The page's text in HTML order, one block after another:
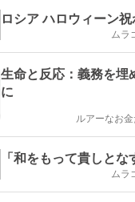
ロシア ハロウィーン
ムラ
生命と反応：義務を埋
に
ルアーなお
「和をもって貴しとな
ムラ